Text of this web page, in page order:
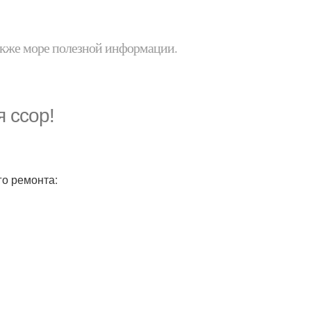
море полезной информации.
ссор!
ремонта: